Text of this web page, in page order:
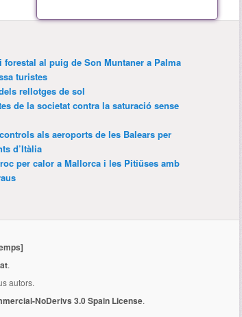
al puig de Son Muntaner a Palma
turistes
rellotges de sol
de la societat contra la saturació sense
als aeroports de les Balears per
d’Itàlia
per calor a Mallorca i les Pitiüses amb
.
autors.
NoDerivs 3.0 Spain License.